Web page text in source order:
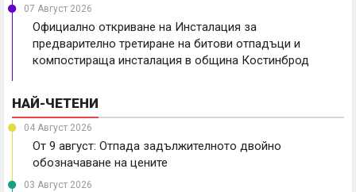
07 Август 2026
Официално откриване на Инсталация за
предварително третиране на битови отпадъци и
компостираща инсталация в община Костинброд
НАЙ-ЧЕТЕНИ
04 Август 2026
От 9 август: Отпада задължителното двойно
обозначаване на цените
03 Август 2026